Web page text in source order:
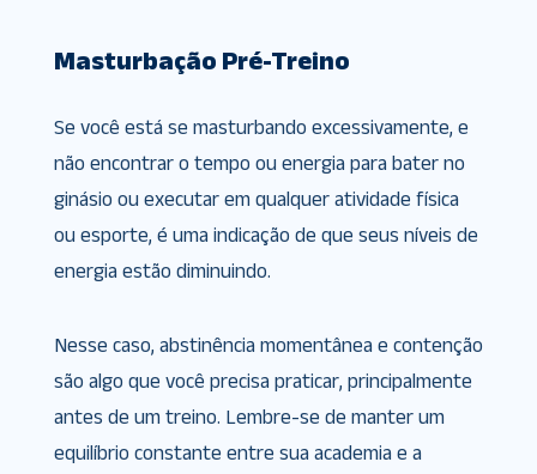
Masturbação Pré-Treino
Se você está se masturbando excessivamente, e
não encontrar o tempo ou energia para bater no
ginásio ou executar em qualquer atividade física
ou esporte, é uma indicação de que seus níveis de
energia estão diminuindo.
Nesse caso, abstinência momentânea e contenção
são algo que você precisa praticar, principalmente
antes de um treino. Lembre-se de manter um
equilíbrio constante entre sua academia e a